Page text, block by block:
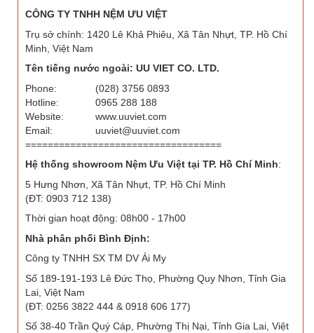
CÔNG TY TNHH NỆM ƯU VIỆT
Trụ sở chính: 1420 Lê Khả Phiêu, Xã Tân Nhựt, TP. Hồ Chí
Minh, Việt Nam
Tên tiếng nước ngoài: UU VIET CO. LTD.
Phone:
(028) 3756 0893
Hotline:
0965 288 188
Website:
www.uuviet.com
Email:
uuviet@uuviet.com
===================================
Hệ thống showroom Nệm Ưu Việt tại TP. Hồ Chí Minh:
5 Hưng Nhơn, Xã Tân Nhựt, TP. Hồ Chí Minh
(ĐT: 0903 712 138)
Thời gian hoạt động: 08h00 - 17h00
Nhà phân phối Bình Định:
Công ty TNHH SX TM DV Ái My
Số 189-191-193 Lê Đức Thọ, Phường Quy Nhơn, Tỉnh Gia
Lai, Việt Nam
(ĐT: 0256 3822 444 & 0918 606 177)
Số 38-40 Trần Quý Cáp, Phường Thị Nại, Tỉnh Gia Lai, Việt